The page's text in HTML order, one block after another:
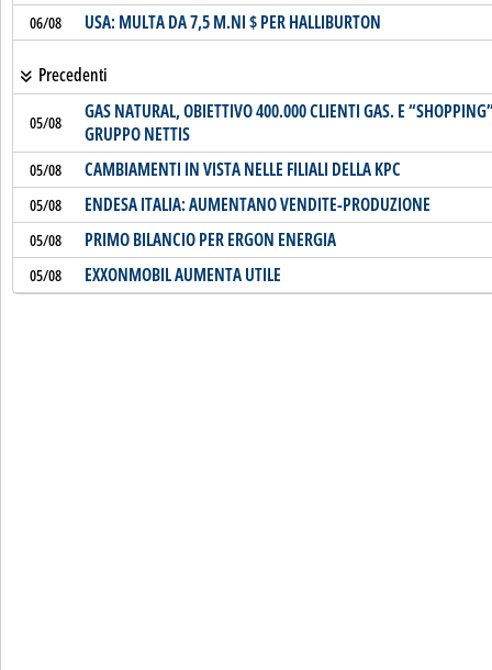
06/08 USA: MULTA DA 7,5 M.NI $ PER HALLIBURTON
Precedenti
05/08
GAS NATURAL, OBIETTIVO 400.000 CLIENTI GAS. E
GRUPPO NETTIS
05/08 CAMBIAMENTI IN VISTA NELLE FILIALI DELLA KPC
05/08 ENDESA ITALIA: AUMENTANO VENDITE-PRODUZIONE
05/08 PRIMO BILANCIO PER ERGON ENERGIA
05/08 EXXONMOBIL AUMENTA UTILE